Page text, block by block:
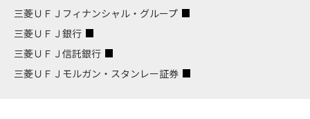
三菱ＵＦＪフィナンシャル・グループ
三菱ＵＦＪ銀行
三菱ＵＦＪ信託銀行
三菱ＵＦＪモルガン・スタンレー証券